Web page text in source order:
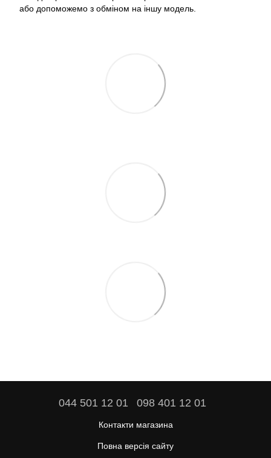
або допоможемо з обміном на іншу модель.
044 501 12 01 098 401 12 01
Контакти магазина
Повна версія сайту